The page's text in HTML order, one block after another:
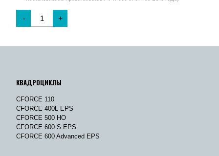
- +
КВАДРОЦИКЛЫ
CFORCE 110
CFORCE 400L EPS
CFORCE 500 HO
CFORCE 600 S EPS
CFORCE 600 Advanced EPS